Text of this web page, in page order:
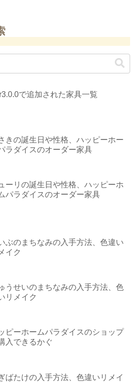
で追加された家具一覧
きの誕生日や性格、ハッピーホー
ラダイスのオーダー家具
ーリの誕生日や性格、ハッピーホ
パラダイスのオーダー家具
ぶのまちなみの入手方法、色違い
イク
うせいのまちなみの入手方法、色
リメイク
ピーホームパラダイスのショップ
入できるかぐ
ばたけの入手方法、色違いリメイ